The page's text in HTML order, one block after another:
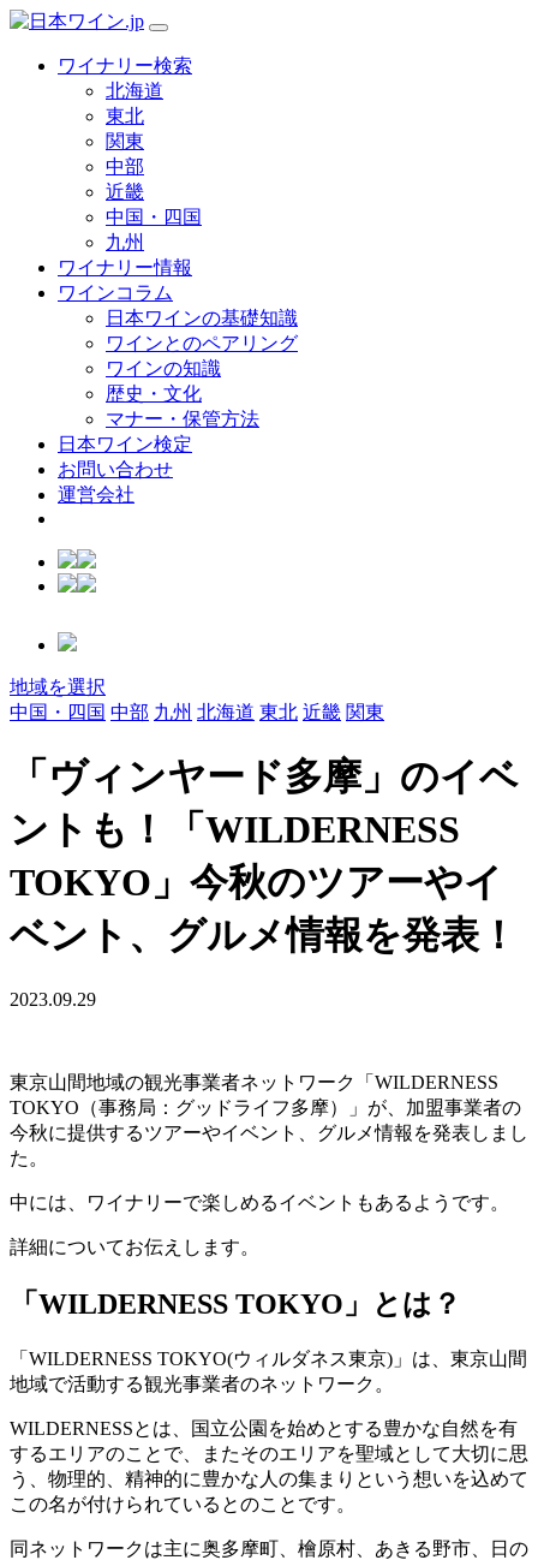
ワイナリー検索
北海道
東北
関東
中部
近畿
中国・四国
九州
ワイナリー情報
ワインコラム
日本ワインの基礎知識
ワインとのペアリング
ワインの知識
歴史・文化
マナー・保管方法
日本ワイン検定
お問い合わせ
運営会社
地域を選択
中国・四国 中部 九州 北海道 東北 近畿 関東
「ヴィンヤード多摩」のイベ
ントも！「WILDERNESS
TOKYO」今秋のツアーやイ
ベント、グルメ情報を発表！
2023.09.29
東京山間地域の観光事業者ネットワーク「WILDERNESS
TOKYO（事務局：グッドライフ多摩）」が、加盟事業者の
今秋に提供するツアーやイベント、グルメ情報を発表しまし
た。
中には、ワイナリーで楽しめるイベントもあるようです。
詳細についてお伝えします。
「WILDERNESS TOKYO」とは？
「WILDERNESS TOKYO(ウィルダネス東京)」は、東京山間
地域で活動する観光事業者のネットワーク。
WILDERNESSとは、国立公園を始めとする豊かな自然を有
するエリアのことで、またそのエリアを聖域として大切に思
う、物理的、精神的に豊かな人の集まりという想いを込めて
この名が付けられているとのことです。
同ネットワークは主に奥多摩町、檜原村、あきる野市、日の